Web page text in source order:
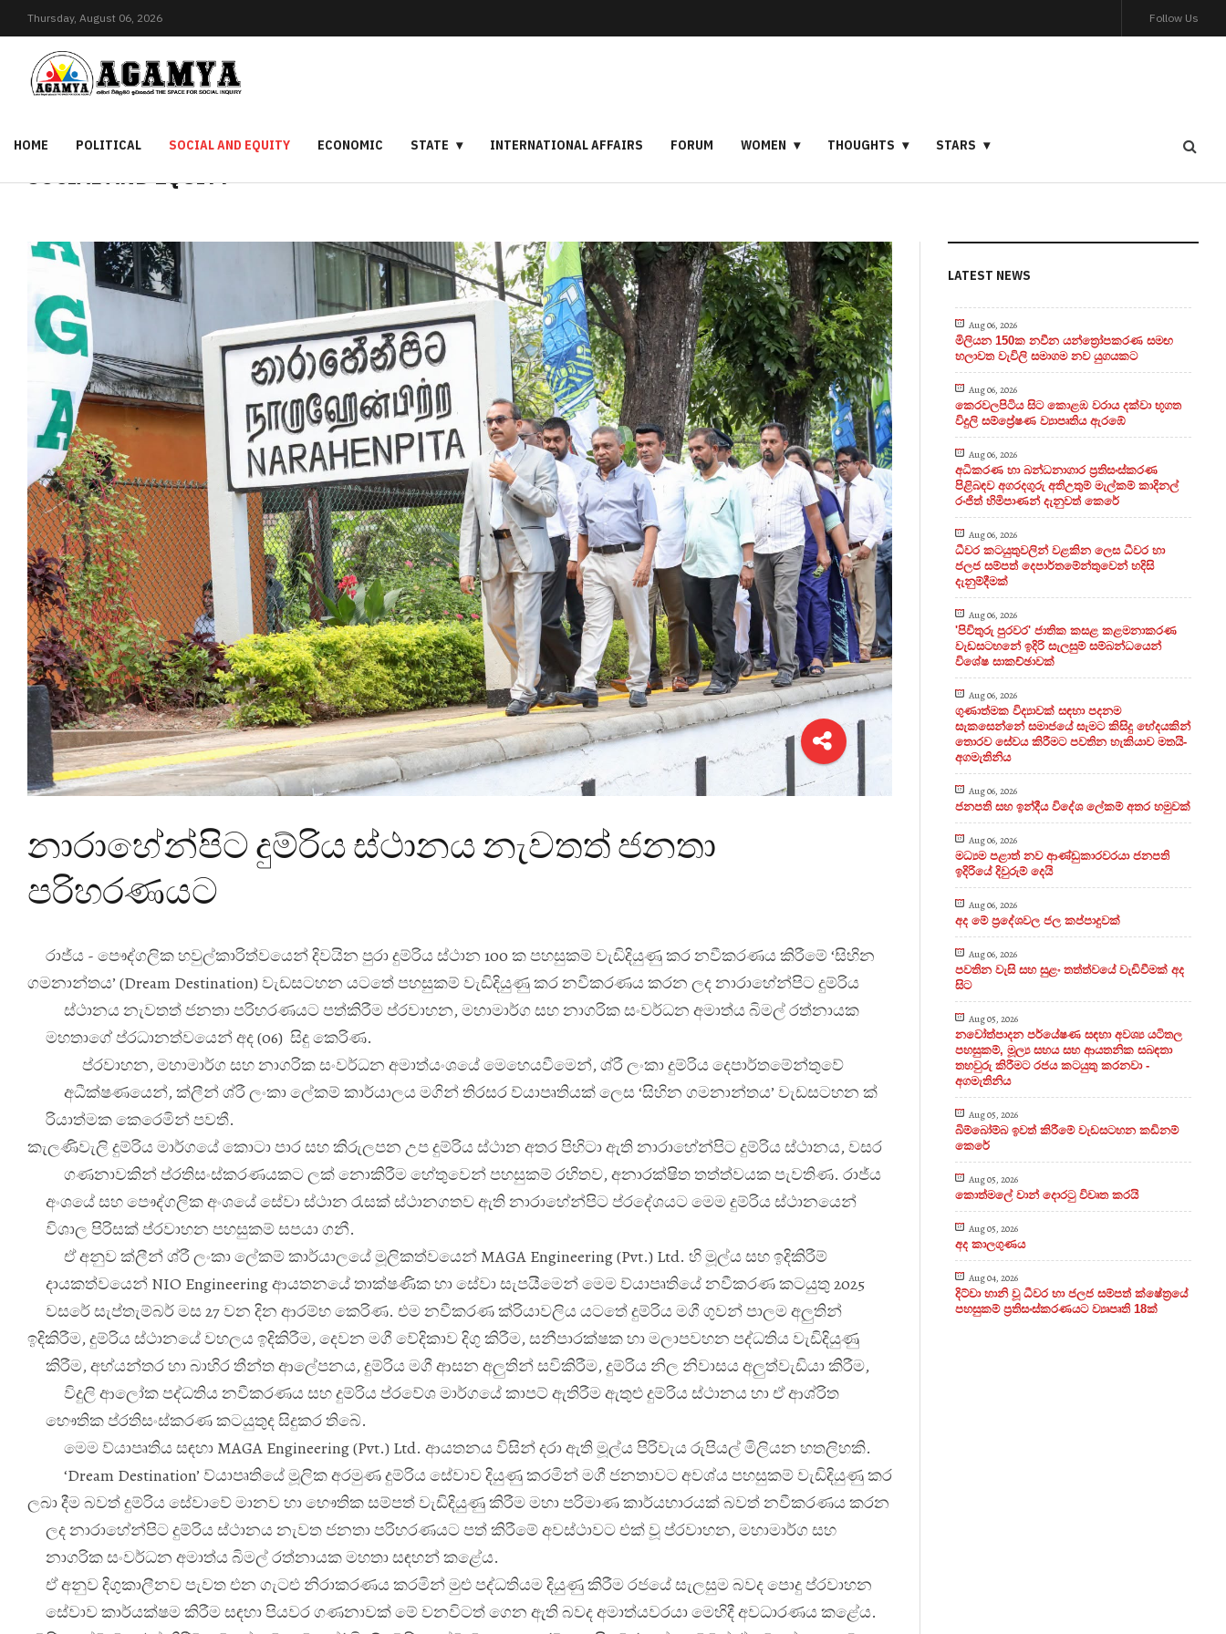
Thursday, August 06, 2026 Follow Us
HOME POLITICAL SOCIAL AND EQUITY ECONOMIC STATE INTERNATIONAL AFFAIRS FORUM WOMEN THOUGHTS STARS
SOCIAL AND EQUITY
නාරාහේන්පිට දුම්රිය ස්ථානය නැවතත් ජනතා
පරිහරණයට
රාජ්ය - පෞද්ගලික හවුල්කාරිත්වයෙන් දිවයින පුරා දුම්රිය ස්ථාන 100 ක පහසුකම් වැඩිදියුණු කර නවීකරණය කිරීමේ ‘සිහින
ගමනාන්තය’ (Dream Destination) වැඩසටහන යටතේ පහසුකම් වැඩිදියුණු කර නවීකරණය කරන ලද නාරාහේන්පිට දුම්රිය
ස්ථානය නැවතත් ජනතා පරිහරණයට පත්කිරීම ප්රවාහන, මහාමාර්ග සහ නාගරික සංවර්ධන අමාත්ය බිමල් රත්නායක
මහතාගේ ප්රධානත්වයෙන් අද (06) සිදු කෙරිණ.
ප්රවාහන, මහාමාර්ග සහ නාගරික සංවර්ධන අමාත්යංශයේ මෙහෙයවීමෙන්, ශ්රී ලංකා දුම්රිය දෙපාර්තමේන්තුවේ
අධීක්ෂණයෙන්, ක්ලීන් ශ්රී ලංකා ලේකම් කාර්යාලය මගින් තිරසර ව්යාපෘතියක් ලෙස ‘සිහින ගමනාන්තය’ වැඩසටහන ක්
රියාත්මක කෙරෙමින් පවතී.
කැලණිවැලි දුම්රිය මාර්ගයේ කොටා පාර සහ කිරුලපන උප දුම්රිය ස්ථාන අතර පිහිටා ඇති නාරාහේන්පිට දුම්රිය ස්ථානය, වසර
ගණනාවකින් ප්රතිසංස්කරණයකට ලක් නොකිරීම හේතුවෙන් පහසුකම් රහිතව, අනාරක්ෂිත තත්ත්වයක පැවතිණ. රාජ්ය
අංශයේ සහ පෞද්ගලික අංශයේ සේවා ස්ථාන රැසක් ස්ථානගතව ඇති නාරාහේන්පිට ප්රදේශයට මෙම දුම්රිය ස්ථානයෙන්
විශාල පිරිසක් ප්රවාහන පහසුකම් සපයා ගනී.
ඒ අනුව ක්ලීන් ශ්රී ලංකා ලේකම් කාර්යාලයේ මූලිකත්වයෙන් MAGA Engineering (Pvt.) Ltd. හි මූල්ය සහ ඉදිකිරීම්
දායකත්වයෙන් NIO Engineering ආයතනයේ තාක්ෂණික හා සේවා සැපයීමෙන් මෙම ව්යාපෘතියේ නවීකරණ කටයුතු 2025
වසරේ සැප්තැම්බර් මස 27 වන දින ආරම්භ කෙරිණ. එම නවීකරණ ක්රියාවලිය යටතේ දුම්රිය මගී ගුවන් පාලම අලුතින්
ඉදිකිරීම, දුම්රිය ස්ථානයේ වහලය ඉදිකිරීම, දෙවන මගී වේදිකාව දිගු කිරීම, සනීපාරක්ෂක හා මලාපවහන පද්ධතිය වැඩිදියුණු
කිරීම, අභ්යන්තර හා බාහිර තීන්ත ආලේපනය, දුම්රිය මගී ආසන අලුතින් සවිකිරීම, දුම්රිය නිල නිවාසය අලුත්වැඩියා කිරීම,
විදුලි ආලෝක පද්ධතිය නවීකරණය සහ දුම්රිය ප්රවේශ මාර්ගයේ කාපට් ඇතිරීම ඇතුළු දුම්රිය ස්ථානය හා ඒ ආශ්රිත
භෞතික ප්රතිසංස්කරණ කටයුතුද සිදුකර තිබේ.
මෙම ව්යාපෘතිය සඳහා MAGA Engineering (Pvt.) Ltd. ආයතනය විසින් දරා ඇති මූල්ය පිරිවැය රුපියල් මිලියන හතලිහකි.
‘Dream Destination’ ව්යාපෘතියේ මූලික අරමුණ දුම්රිය සේවාව දියුණු කරමින් මගී ජනතාවට අවශ්ය පහසුකම් වැඩිදියුණු කර
ලබා දීම බවත් දුම්රිය සේවාවේ මානව හා භෞතික සම්පත් වැඩිදියුණු කිරීම මහා පරිමාණ කාර්යභාරයක් බවත් නවීකරණය කරන
ලද නාරාහේන්පිට දුම්රිය ස්ථානය නැවත ජනතා පරිහරණයට පත් කිරීමේ අවස්ථාවට එක් වූ ප්රවාහන, මහාමාර්ග සහ
නාගරික සංවර්ධන අමාත්ය බිමල් රත්නායක මහතා සඳහන් කළේය.
ඒ අනුව දිගුකාලීනව පැවත එන ගැටළු නිරාකරණය කරමින් මුළු පද්ධතියම දියුණු කිරීම රජයේ සැලසුම බවද පොදු ප්රවාහන
සේවාව කාර්යක්ෂම කිරීම සඳහා පියවර ගණනාවක් මේ වනවිටත් ගෙන ඇති බවද අමාත්යවරයා මෙහිදී අවධාරණය කළේය.
LATEST NEWS
Aug 06, 2026
මිලියන 150ක නවීන යන්ත්‍රෝපකරණ සමඟ
හලාවත වැවිලි සමාගම නව යුගයකට
Aug 06, 2026
කෙරවලපිටිය සිට කොළඹ වරාය දක්වා භූගත
විදුලි සම්ප්‍රේෂණ ව්‍යාපෘතිය ඇරඹේ
Aug 06, 2026
අධිකරණ හා බන්ධනාගාර ප්‍රතිසංස්කරණ
පිළිබඳව අගරදගුරු අතිඋතුම් මැල්කම් කාදිනල්
රංජිත් හිමිපාණන් දැනුවත් කෙරේ
Aug 06, 2026
ධීවර කටයුතුවලින් වළකින ලෙස ධීවර හා
ජලජ සම්පත් දෙපාර්තමේන්තුවෙන් හදිසි
දැනුම්දීමක්
Aug 06, 2026
'පිවිතුරු පුරවර' ජාතික කසළ කළමනාකරණ
වැඩසටහනේ ඉදිරි සැලසුම් සම්බන්ධයෙන්
විශේෂ සාකච්ඡාවක්
Aug 06, 2026
ගුණාත්මක විද්‍යාවක් සඳහා පදනම
සැකසෙන්නේ සමාජයේ සැමට කිසිදු භේදයකින්
තොරව සේවය කිරීමට පවතින හැකියාව මතයි-
අගමැතිනිය
Aug 06, 2026
ජනපති සහ ඉන්දීය විදේශ ලේකම් අතර හමුවක්
Aug 06, 2026
මධ්‍යම පළාත් නව ආණ්ඩුකාරවරයා ජනපති
ඉදිරියේ දිවුරුම් දෙයි
Aug 06, 2026
අද මේ ප්‍රදේශවල ජල කප්පාදුවක්
Aug 06, 2026
පවතින වැසි සහ සුළං තත්ත්වයේ වැඩිවීමක් අද
සිට
Aug 05, 2026
නවෝත්පාදන පර්යේෂණ සඳහා අවශ්‍ය යටිතල
පහසුකම්, මූල්‍ය සහය සහ ආයතනික සබඳතා
තහවුරු කිරීමට රජය කටයුතු කරනවා -
අගමැතිනිය
Aug 05, 2026
බිම්බෝම්බ ඉවත් කිරීමේ වැඩසටහන කඩිනම්
කෙරේ
Aug 05, 2026
කොත්මලේ වාන් දොරටු විවෘත කරයි
Aug 05, 2026
අද කාලගුණය
Aug 04, 2026
දිට්වා හානි වූ ධීවර හා ජලජ සම්පත් ක්ෂේත්‍රයේ
පහසුකම් ප්‍රතිසංස්කරණයට ව්‍යෘපෘති 18ක්